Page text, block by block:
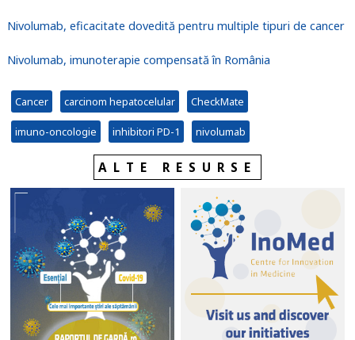
Nivolumab, eficacitate dovedită pentru multiple tipuri de cancer
Nivolumab, imunoterapie compensată în România
Cancer carcinom hepatocelular CheckMate
imuno-oncologie inhibitori PD-1 nivolumab
ALTE RESURSE